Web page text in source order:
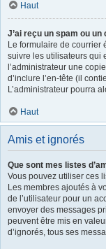
Haut
J’ai reçu un spam ou
Le formulaire de courrier
suivre les utilisateurs qui
l’administrateur une
d’inclure l’en-tête (il
L’administrateur pourra
Haut
Amis et ignorés
Que sont mes listes
Vous pouvez utiliser ces
Les membres ajoutés à
de l’utilisateur pour un
envoyer des messages
peuvent être mis en
d’ignorés, tous ses